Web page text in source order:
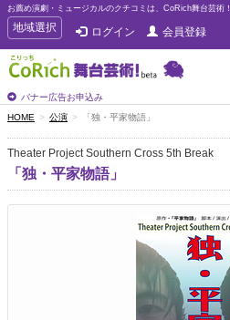
お薦め演劇・ミュージカルのクチコミは、CoRich舞台芸術！
T
o
g
g
e
n
a
v
地域選択 ログイン 会員登録
バナー広告お申込み
HOME 公演 「独・平家物語」
Theater Project Southern Cross 5th Break
「独・平家物語」